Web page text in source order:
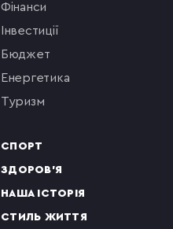
фінанси
інвестиції
бюджет
енергетика
туризм
СПОРТ
ЗДОРОВ'Я
НАША ІСТОРІЯ
СТИЛЬ ЖИТТЯ